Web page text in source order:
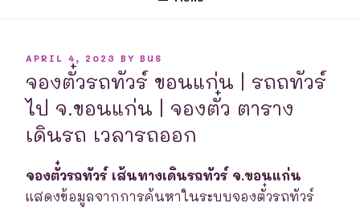
POSTED
APRIL 4, 2023 BY BUS
จองตั๋วรถทัวร์ ขอนแก่น | รถถทัวร์
ไป จ.ขอนแก่น | จองตั๋ว ตาราง
เดินรถ เวลารถออก
จองตั๋วรถทัวร์ เส้นทางเดินรถทัวร์ จ.ขอนแก่น
แสดงข้อมูลจากการค้นหาในระบบจองตั๋วรถทัวร์